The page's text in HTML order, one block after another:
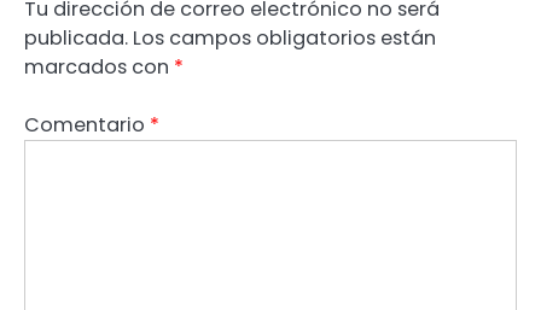
Tu dirección de correo electrónico no será
publicada. Los campos obligatorios están
marcados con *
Comentario *